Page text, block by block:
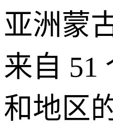
亚洲蒙
来自 51
和地区